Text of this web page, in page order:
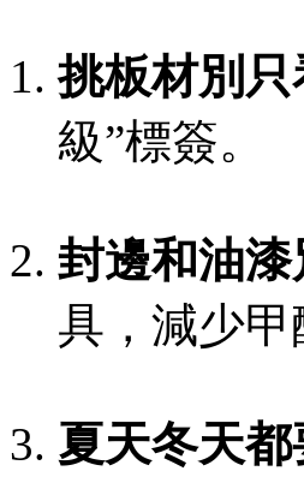
挑板材別
級”標簽。
封邊和油
具，減少甲
夏天冬天